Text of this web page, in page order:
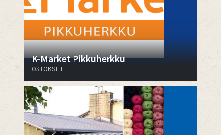
K-Market Pikkuherkku
OSTOKSET